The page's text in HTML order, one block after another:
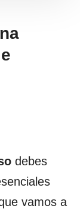
debes
vamos a